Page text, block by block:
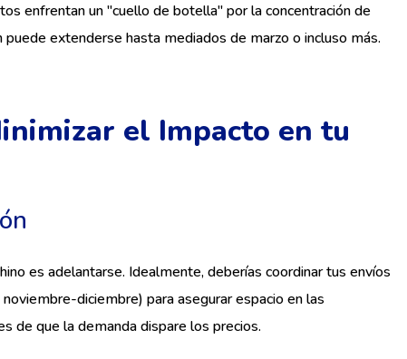
enfrentan un "cuello de botella" por la concentración de
extenderse hasta mediados de marzo o incluso más.
el Impacto en tu
es adelantarse. Idealmente, deberías coordinar tus envíos
diciembre) para asegurar espacio en las
de que la demanda dispare los precios.